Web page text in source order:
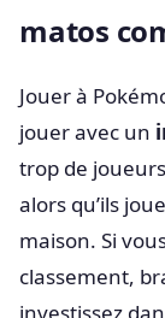
matos
Jouer à
jouer avec un
trop de
alors qu’ils
maison. Si
classement,
investissez